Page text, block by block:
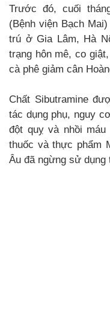
Trước đó, cuối
(Bệnh viện Bạch
trú ở Gia Lâm, Hà
trạng hôn mê, co
cà phê giảm cân
Chất Sibutramine
tác dụng phụ, nguy
đột quỵ và nhồi
thuốc và thực phẩm
Âu đã ngừng sử dụng